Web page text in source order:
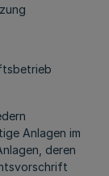
Anlagen im
deren